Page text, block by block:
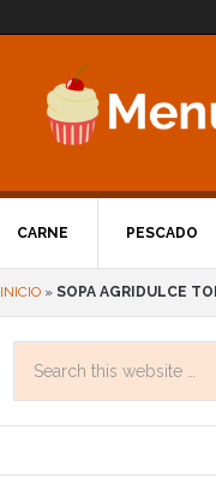
CARNE PESCADO
INICIO » SOPA AGRIDULCE